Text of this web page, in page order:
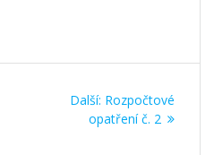
Další: Další
příspěvek:
Rozpočtové
opatření č. 2